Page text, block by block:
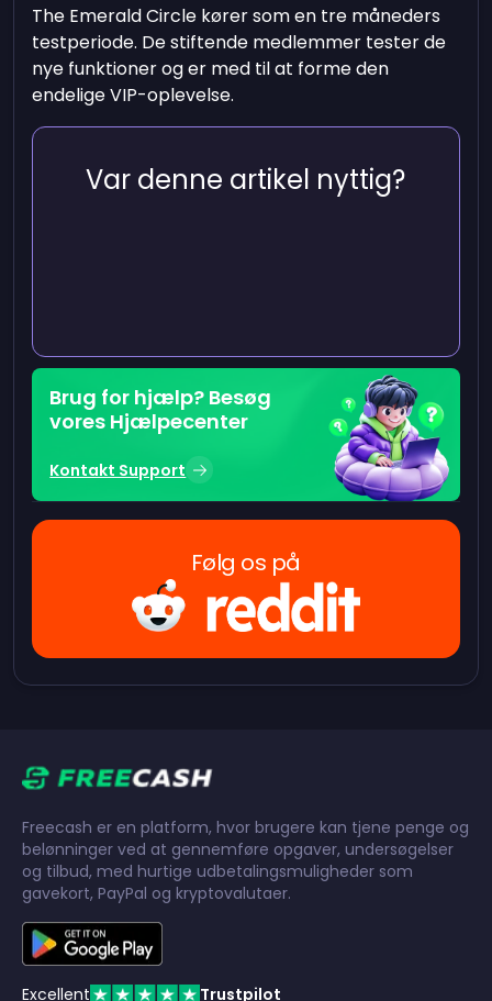
The Emerald Circle kører som en tre måneders
testperiode. De stiftende medlemmer tester de
nye funktioner og er med til at forme den
endelige VIP-oplevelse.
Var denne artikel nyttig?
Brug for hjælp? Besøg
vores Hjælpecenter
Kontakt Support
Følg os på
Freecash er en platform, hvor brugere kan tjene penge og
belønninger ved at gennemføre opgaver, undersøgelser
og tilbud, med hurtige udbetalingsmuligheder som
gavekort, PayPal og kryptovalutaer.
Excellent Trustpilot